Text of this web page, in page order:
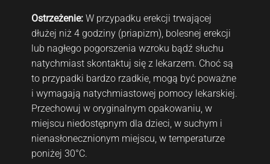
Ostrzeżenie:W przypadku erekcji trwającej
dłużej niż 4 godziny (priapizm), bolesnej erekcji
lub nagłego pogorszenia wzroku bądź słuchu
natychmiast skontaktuj się z lekarzem. Choć są
to przypadki bardzo rzadkie, mogą być poważne
i wymagają natychmiastowej pomocy lekarskiej.
Przechowuj w oryginalnym opakowaniu, w
miejscu niedostępnym dla dzieci, w suchym i
nienasłonecznionym miejscu, w temperaturze
poniżej 30°C.